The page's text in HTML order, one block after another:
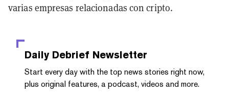
varias empresas relacionadas con cripto.
Daily Debrief Newsletter
Start every day with the top news stories right now,
plus original features, a podcast, videos and more.